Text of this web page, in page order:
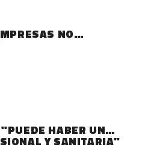
NO
HABER UNA
Y SANITARIA"